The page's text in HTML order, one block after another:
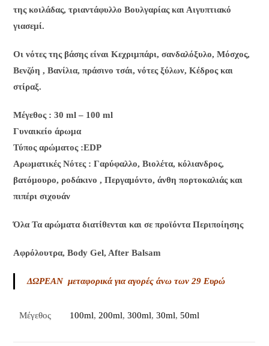
της κοιλάδας, τριαντάφυλλο Βουλγαρίας και Αιγυπτιακό
γιασεμί.
Oι νότες της βάσης είναι Κεχριμπάρι, σανδαλόξυλο, Μόσχος,
Βενζόη , Βανίλια, πράσινο τσάι, νότες ξύλων, Κέδρος και
στίραξ.
Μέγεθος : 30 ml – 100 ml
Γυναικείο άρωμα
Τύπος αρώματος :ΕDP
Aρωματικές Νότες : Γαρύφαλλο, Βιολέτα, κόλιανδρος,
βατόμουρο, ροδάκινο , Περγαμόντο, άνθη πορτοκαλιάς και
πιπέρι σιχουάν
Όλα Τα αρώματα διατίθενται και σε προϊόντα Περιποίησης
Αφρόλουτρα, Body Gel, After Balsam
ΔΩΡΕΑΝ μεταφορικά για αγορές άνω των 29 Ευρώ
Μέγεθος 100ml,200ml,300ml,30ml,50ml